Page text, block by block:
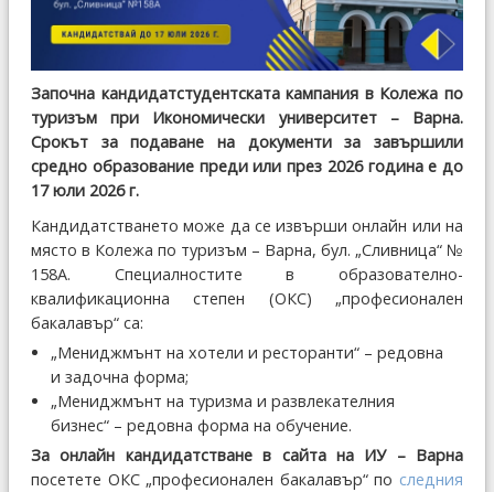
Започна кандидатстудентската кампания в Колежа по
туризъм при Икономически университет – Варна.
Срокът за подаване на документи за завършили
средно образование преди или през 2026 година е до
17 юли 2026 г.
Кандидатстването може да се извърши онлайн или на
място в Колежа по туризъм – Варна, бул. „Сливница“ №
158А. Специалностите в образователно-
квалификационна степен (ОКС) „професионален
бакалавър“ са:
„Мениджмънт на хотели и ресторанти“ – редовна
и задочна форма;
„Мениджмънт на туризма и развлекателния
бизнес“ – редовна форма на обучение.
За онлайн кандидатстване в сайта на ИУ – Варна
посетете ОКС „професионален бакалавър“ по следния